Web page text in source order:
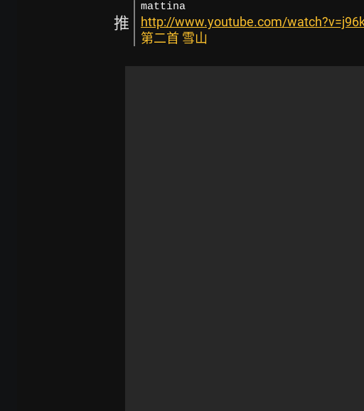
推
mattina
http://www.youtube.com/
第二首 雪山